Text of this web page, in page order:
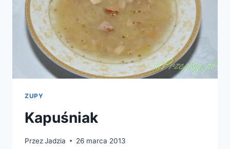
ZUPY
Kapuśniak
PrzezJadzia 26 marca 2013